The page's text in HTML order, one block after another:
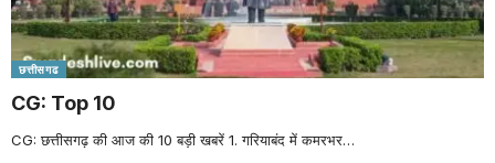
छत्तीसगढ
CG: Top 10
CG: छत्तीसगढ़ की आज की 10 बड़ी खबरें 1. गरियाबंद में कमरभर…